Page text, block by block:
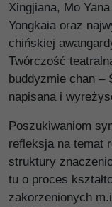
Xingjiana, Mo
Yongkaia oraz
chińskiej
Twórczość
buddyzmie chan –
napisana i
Poszukiwaniom
refleksja na temat
struktury
tu o proces
zakorzenionych